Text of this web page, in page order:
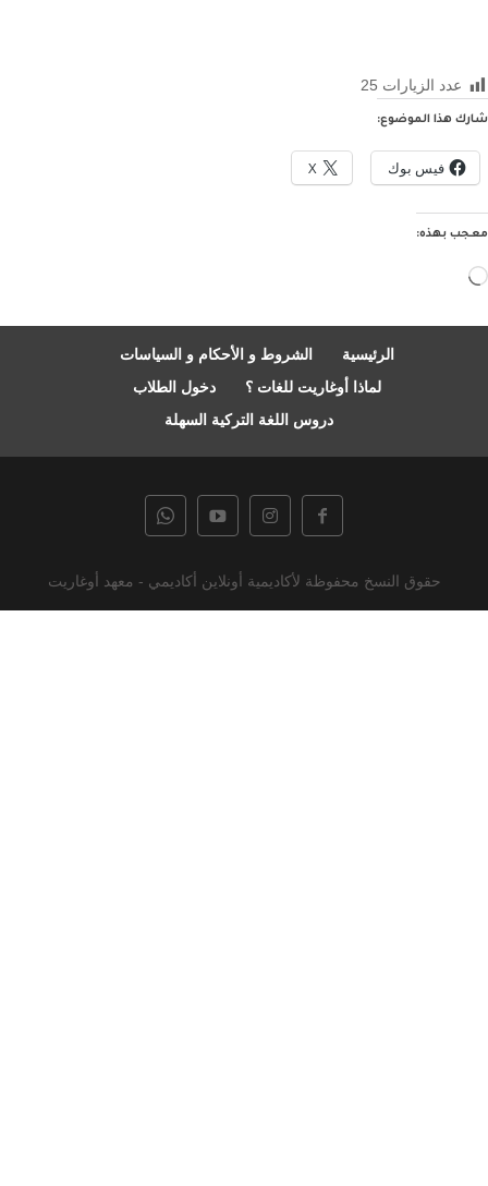
عدد الزيارات 25
شارك هذا الموضوع:
فيس بوك X
معجب بهذه:
جاري
الرئيسية
الشروط و الأحكام و السياسات
لماذا أوغاريت للغات ؟
دخول الطلاب
دروس اللغة التركية السهلة
حقوق النسخ محفوظة لأكاديمية أونلاين أكاديمي - معهد أوغاريت